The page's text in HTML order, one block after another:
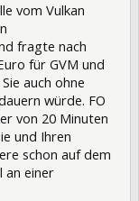
vom Vulkan
fragte nach
für GVM und
auch ohne
würde. FO
von 20 Minuten
und Ihren
schon auf dem
an einer